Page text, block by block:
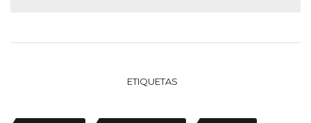
ETIQUETAS